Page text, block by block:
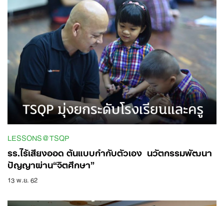
LESSONS@TSQP
รร.ไร้เสียงออด ต้นแบบกำกับตัวเอง ​ นวัตกรรมพัฒนา
ปัญญาผ่าน​“จิตศึกษา”
13 พ.ย. 62